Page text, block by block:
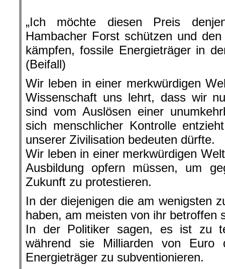
„Ich möchte diesen Preis
Hambacher Forst schützen und
kämpfen, fossile Energieträger in
(Beifall)
Wir leben in einer merkwürdigen
Wissenschaft uns lehrt, dass wir
sind vom Auslösen einer
sich menschlicher Kontrolle
unserer Zivilisation bedeuten dürfte.
Wir leben in einer merkwürdigen
Ausbildung opfern müssen, um
Zukunft zu protestieren.
In der diejenigen die am wenigsten
haben, am meisten von ihr betroffen
In der Politiker sagen, es ist zu
während sie Milliarden von Euro
Energieträger zu subventionieren.